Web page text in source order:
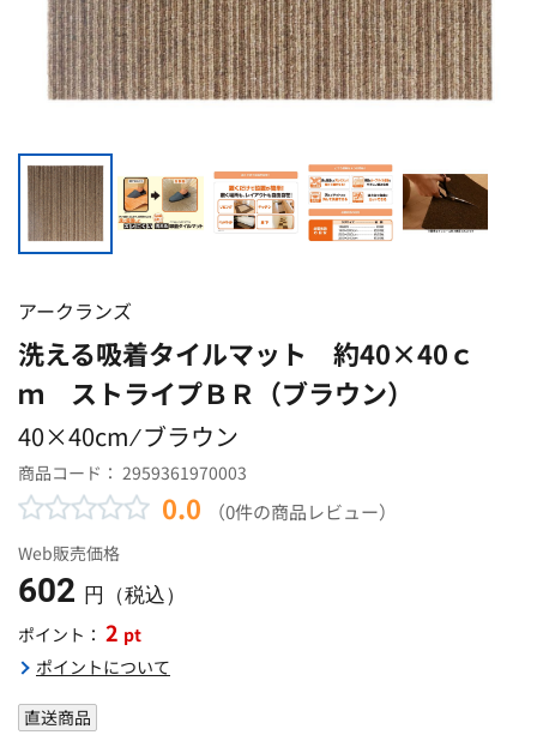
アークランズ
洗える吸着タイルマット 約40×40ｃ
ｍ ストライプＢＲ（ブラウン）
40×40cm ⁄ ブラウン
商品コード： 2959361970003
0.0 （0件の商品レビュー）
Web販売価格
602 円（税込）
ポイント： 2 pt
ポイントについて
直送商品